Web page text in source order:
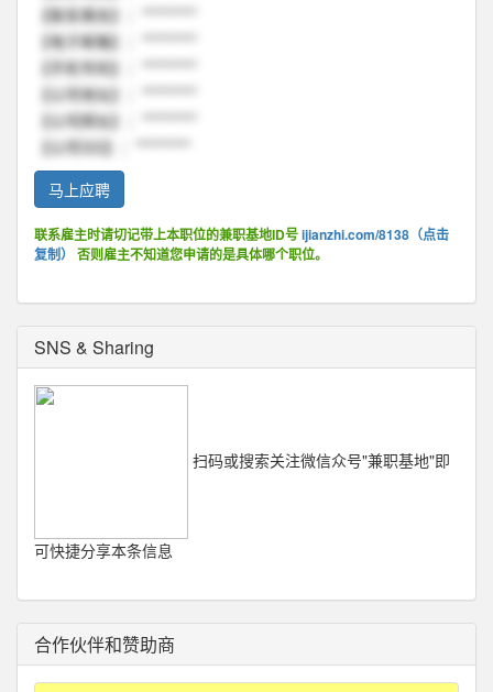
【联系微信】：**********
【电子邮箱】：**********
【手机号码】：**********
【公司地址】：**********
【公司网址】：**********
【公司QQ】：**********
马上应聘
联系雇主时请切记带上本职位的兼职基地ID号ijianzhi.com/8138（点击
复制） 否则雇主不知道您申请的是具体哪个职位。
SNS & Sharing
扫码或搜索关注微信众号"兼职基地"即
可快捷分享本条信息
合作伙伴和赞助商